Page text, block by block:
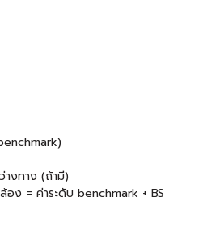
างทาง (ถ้ามี)
อง = ค่าระดับ benchmark + BS